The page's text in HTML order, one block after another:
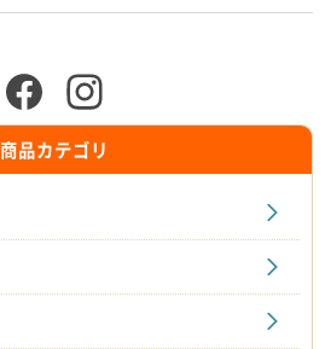
商品カテゴリ